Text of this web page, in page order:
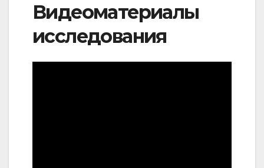
Видеоматериалы
исследования